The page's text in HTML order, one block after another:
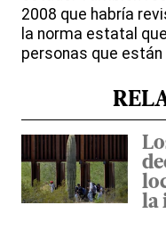
2008 que habría
la norma estatal
personas que
la